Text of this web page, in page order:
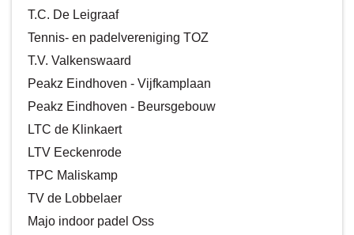
T.C. De Leigraaf
Tennis- en padelvereniging TOZ
T.V. Valkenswaard
Peakz Eindhoven - Vijfkamplaan
Peakz Eindhoven - Beursgebouw
LTC de Klinkaert
LTV Eeckenrode
TPC Maliskamp
TV de Lobbelaer
Majo indoor padel Oss